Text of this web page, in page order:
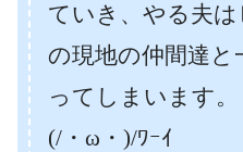
ていき、やる夫
の現地の仲間達と
ってしまいます。
(/・ω・)/ﾜｰｲ